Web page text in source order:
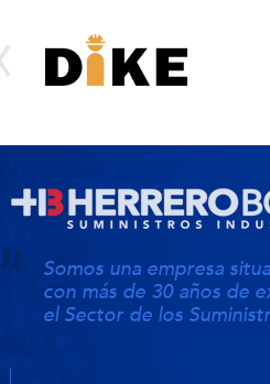
Somos una empresa
con más de 30 años de
el Sector de los